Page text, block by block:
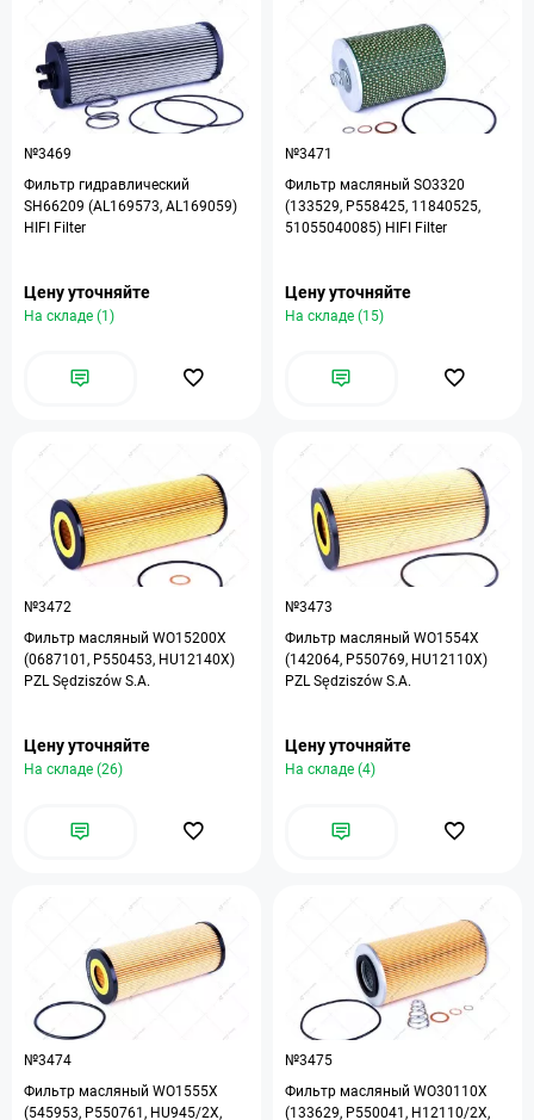
№3469
Фильтр гидравлический
SH66209 (AL169573, AL169059)
HIFI Filter
Цену уточняйте
На складе (1)
№3471
Фильтр масляный SO3320
(133529, P558425, 11840525,
51055040085) HIFI Filter
Цену уточняйте
На складе (15)
№3472
Фильтр масляный WO15200X
(0687101, P550453, HU12140X)
PZL Sędziszów S.A.
Цену уточняйте
На складе (26)
№3473
Фильтр масляный WO1554X
(142064, P550769, HU12110X)
PZL Sędziszów S.A.
Цену уточняйте
На складе (4)
№3474
Фильтр масляный WO1555X
(545953, P550761, HU945/2X,
№3475
Фильтр масляный WO30110X
(133629, P550041, H12110/2X,